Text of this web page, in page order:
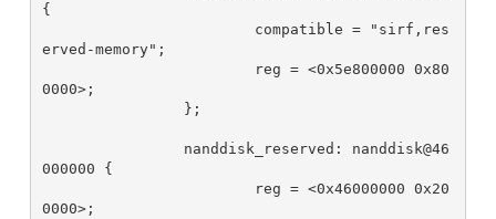
{
erved-memory";
0000>;
000000 {
0000>;